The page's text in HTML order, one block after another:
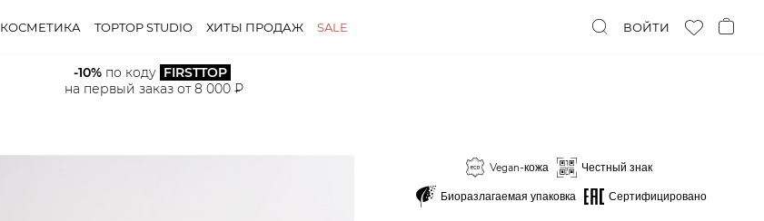
КОСМЕТИКА TOPTOP STUDIO ХИТЫ ПРОДАЖ SALE ВОЙТИ
-10% по коду FIRSTTOP
на первый заказ от 8 000 ₽
Vegan-кожа
Честный знак
Биоразлагаемая упаковка
Сертифицировано